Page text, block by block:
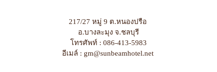
217/27 หมู่ 9 ต.หนองปรือ
อ.บางละมุง จ.ชลบุรี
โทรศัพท์ : 086-413-5983
อีเมล์ : gm@sunbeamhotel.net